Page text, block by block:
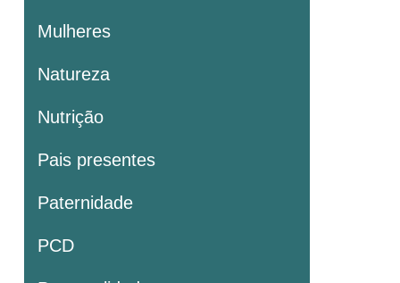
Mulheres
Natureza
Nutrição
Pais presentes
Paternidade
PCD